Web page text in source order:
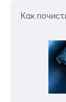
Как